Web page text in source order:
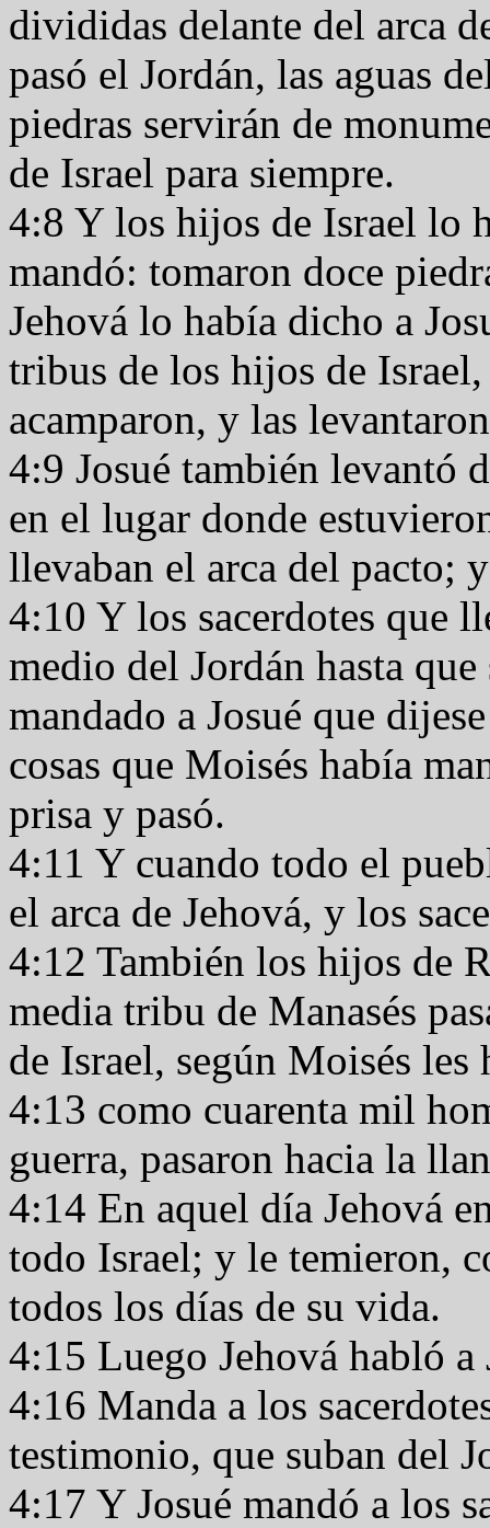
divididas delante del arca
pasó el Jordán, las aguas
piedras servirán de
de Israel para siempre.
4:8 Y los hijos de Israel lo
mandó: tomaron doce
Jehová lo había dicho a
tribus de los hijos de
acamparon, y las
4:9 Josué también levantó
en el lugar donde
llevaban el arca del pacto;
4:10 Y los sacerdotes que
medio del Jordán hasta
mandado a Josué que
cosas que Moisés había
prisa y pasó.
4:11 Y cuando todo el
el arca de Jehová, y los
4:12 También los hijos de
media tribu de Manasés
de Israel, según Moisés
4:13 como cuarenta mil
guerra, pasaron hacia la
4:14 En aquel día Jehová
todo Israel; y le temieron,
todos los días de su vida.
4:15 Luego Jehová habló
4:16 Manda a los
testimonio, que suban del
4:17 Y Josué mandó a los